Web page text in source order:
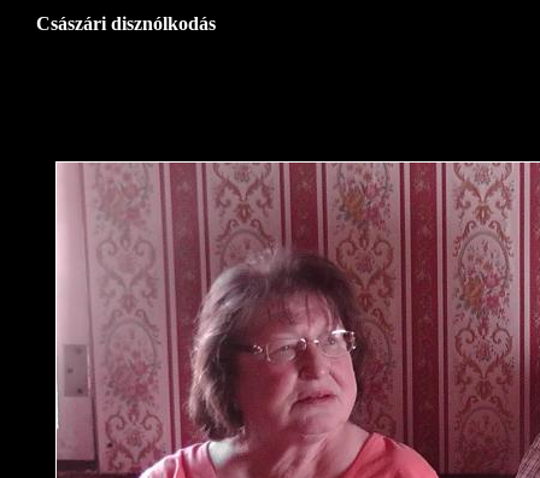
Császári disznólkodás